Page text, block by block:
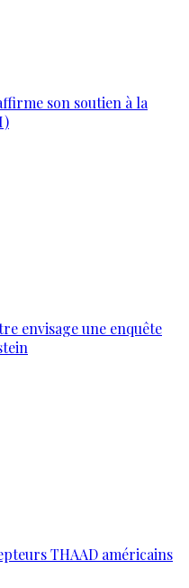
son soutien à la
envisage une enquête
THAAD américains